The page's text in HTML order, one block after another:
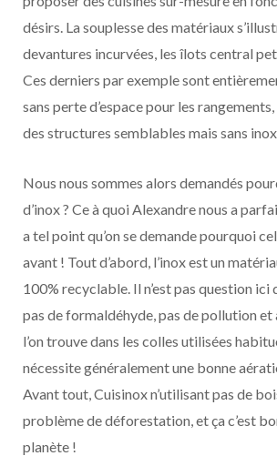
désirs. La souplesse des matériaux
devantures incurvées, les îlots central
Ces derniers par exemple sont
sans perte d’espace pour les
des structures semblables mais sans
Nous nous sommes alors demandés
d’inox ? Ce à quoi Alexandre nous a
a tel point qu’on se demande pourquoi
avant ! Tout d’abord, l’inox est un
100% recyclable. Il n’est pas question ici
pas de formaldéhyde, pas de pollution et
l’on trouve dans les colles utilisées
nécessite généralement une bonne
Avant tout, Cuisinox n’utilisant pas de
problème de déforestation, et ça c’est
planète !